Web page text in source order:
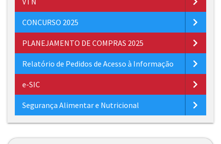
CONCURSO 2025
PLANEJAMENTO DE COMPRAS 2025
Relatório de Pedidos de Acesso à Informação
e-SIC
Segurança Alimentar e Nutricional